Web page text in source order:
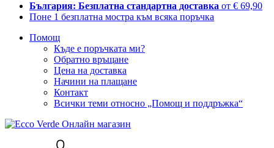
България: Безплатна стандартна доставка от € 69,90
Поне 1 безплатна мостра към всяка поръчка
Помощ
Къде е поръчката ми?
Обратно връщане
Цена на доставка
Начини на плащане
Контакт
Всички теми относно „Помощ и поддръжка“